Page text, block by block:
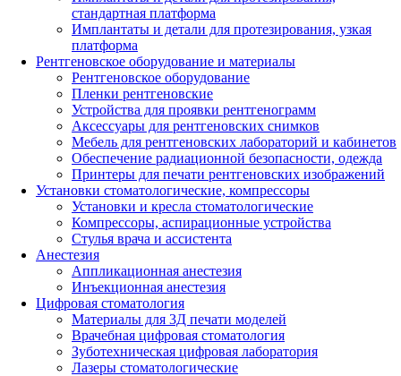
стандартная платформа
Имплантаты и детали для протезирования, узкая
платформа
Рентгеновское оборудование и материалы
Рентгеновское оборудование
Пленки рентгеновские
Устройства для проявки рентгенограмм
Аксессуары для рентгеновских снимков
Мебель для рентгеновских лабораторий и кабинетов
Обеспечение радиационной безопасности, одежда
Принтеры для печати рентгеновских изображений
Установки стоматологические, компрессоры
Установки и кресла стоматологические
Компрессоры, аспирационные устройства
Стулья врача и ассистента
Анестезия
Аппликационная анестезия
Инъекционная анестезия
Цифровая стоматология
Материалы для 3Д печати моделей
Врачебная цифровая стоматология
Зуботехническая цифровая лаборатория
Лазеры стоматологические